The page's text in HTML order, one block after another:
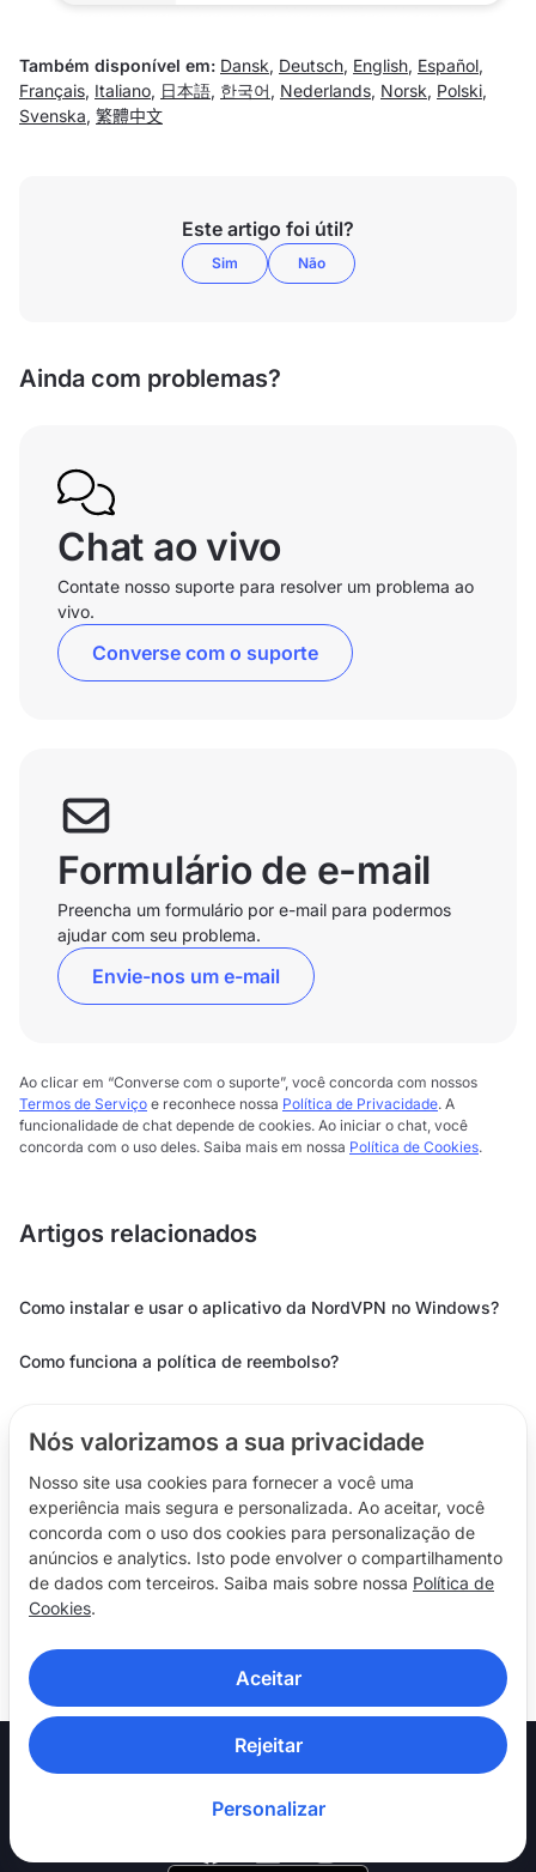
Nós valorizamos a sua privacidade
Nosso site usa cookies para fornecer a você uma
experiência mais segura e personalizada. Ao aceitar, você
concorda com o uso dos cookies para personalização de
anúncios e analytics. Isto pode envolver o compartilhamento
de dados com terceiros. Saiba mais sobre nossa Política de
Cookies.
Aceitar
Rejeitar
Personalizar
Também disponível em: Dansk, Deutsch, English, Español,
Français, Italiano, 日本語, 한국어 , Nederlands, Norsk, Polski,
Svenska, 繁體中文
Este artigo foi útil?
Sim Não
Ainda com problemas?
Chat ao vivo
Contate nosso suporte para resolver um problema ao
vivo.
Converse com o suporte
Formulário de e-mail
Preencha um formulário por e-mail para podermos
ajudar com seu problema.
Envie-nos um e-mail
Ao clicar em “Converse com o suporte”, você concorda com nossos
Termos de Serviço e reconhece nossa Política de Privacidade. A
funcionalidade de chat depende de cookies. Ao iniciar o chat, você
concorda com o uso deles. Saiba mais em nossa Política de Cookies.
Artigos relacionados
Como instalar e usar o aplicativo da NordVPN no Windows?
Como funciona a política de reembolso?
NordVPN no Windows
Erro: este programa não aceita a versão do Windows que o
seu computador está usando
Como se conectar ao seu IP dedicado da NordVPN no
Windows
Siga-nos